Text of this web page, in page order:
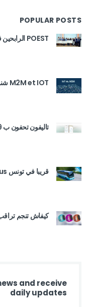
POPULAR POSTS
POEST الرابحين في مسابقة اورونج les applications
M2M et IOT شنوة الفرق مابين
تاليفون تحفون ب 699 دينار Huawei Y 7 prime
قريبا في تونس Wifi bus
كيفاش تنجم
and receive
daily updates